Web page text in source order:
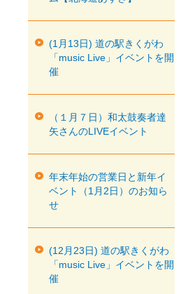
(1月13日) 道の駅きくがわ
「music Live」イベントを開
催
（１月７日）和太鼓奏者達
矢さんのLIVEイベント
年末年始の営業日と新年イ
ベント（1月2日）のお知ら
せ
(12月23日) 道の駅きくがわ
「music Live」イベントを開
催